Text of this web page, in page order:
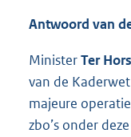
Antwoord van
MinisterTer
van de
majeure
zbo’s onder